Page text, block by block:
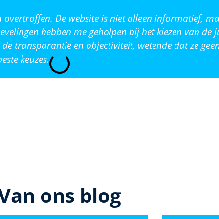
De website is niet alleen informatief,
hebben me geholpen bij het kiezen van de
transparantie en objectiviteit, wetende dat ze
keuzes.
ons blog